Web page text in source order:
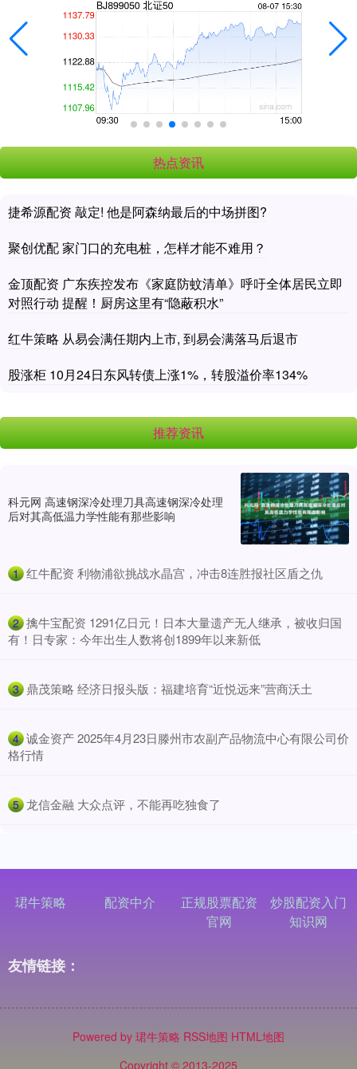
热点资讯
捷希源配资 敲定! 他是阿森纳最后的中场拼图?
聚创优配 家门口的充电桩，怎样才能不难用？
金顶配资 广东疾控发布《家庭防蚊清单》呼吁全体居民立即
对照行动 提醒！厨房这里有“隐蔽积水”
红牛策略 从易会满任期内上市, 到易会满落马后退市
股涨柜 10月24日东风转债上涨1%，转股溢价率134%
推荐资讯
科元网 高速钢深冷处理刀具高速钢深冷处理
后对其高低温力学性能有那些影响
1 ​红牛配资 利物浦欲挑战水晶宫，冲击8连胜报社区盾之仇
2 ​擒牛宝配资 1291亿日元！日本大量遗产无人继承，被收归国
有！日专家：今年出生人数将创1899年以来新低
3 ​鼎茂策略 经济日报头版：福建培育“近悦远来”营商沃土
4 ​诚金资产 2025年4月23日滕州市农副产品物流中心有限公司价
格行情
5 ​龙信金融 大众点评，不能再吃独食了
珺牛策略 配资中介
正规股票配资
官网
炒股配资入门
知识网
友情链接：
Powered by 珺牛策略 RSS地图 HTML地图
Copyright © 2013-2025